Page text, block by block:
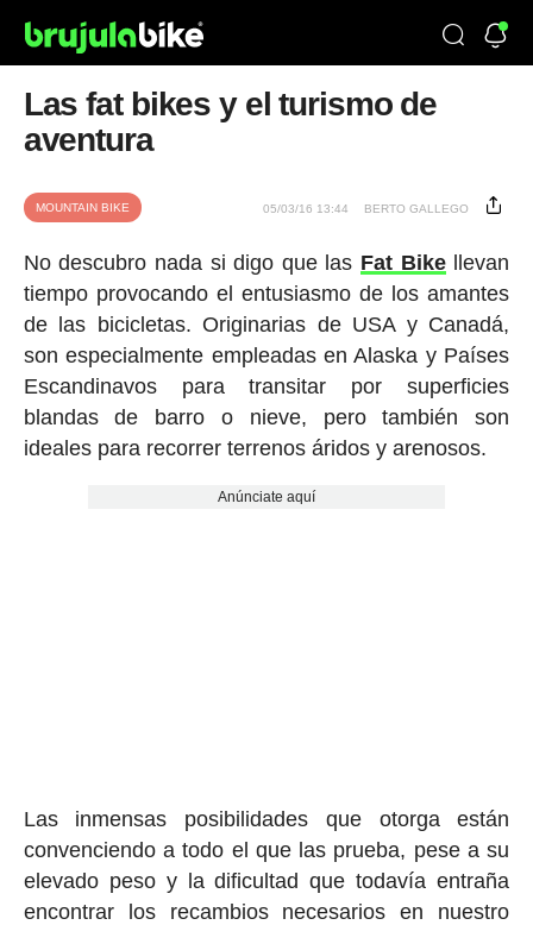
Las fat bikes y el turismo de
aventura
MOUNTAIN BIKE 05/03/16 13:44 BERTO GALLEGO
No descubro nada si digo que las Fat Bikellevan
tiempo provocando el entusiasmo de los amantes
de las bicicletas. Originarias de USA y Canadá,
son especialmente empleadas en Alaska y Países
Escandinavos para transitar por superficies
blandas de barro o nieve, pero también son
ideales para recorrer terrenos áridos y arenosos.
Anúnciate aquí
Las inmensas posibilidades que otorga están
convenciendo a todo el que las prueba, pese a su
elevado peso y la dificultad que todavía entraña
encontrar los recambios necesarios en nuestro